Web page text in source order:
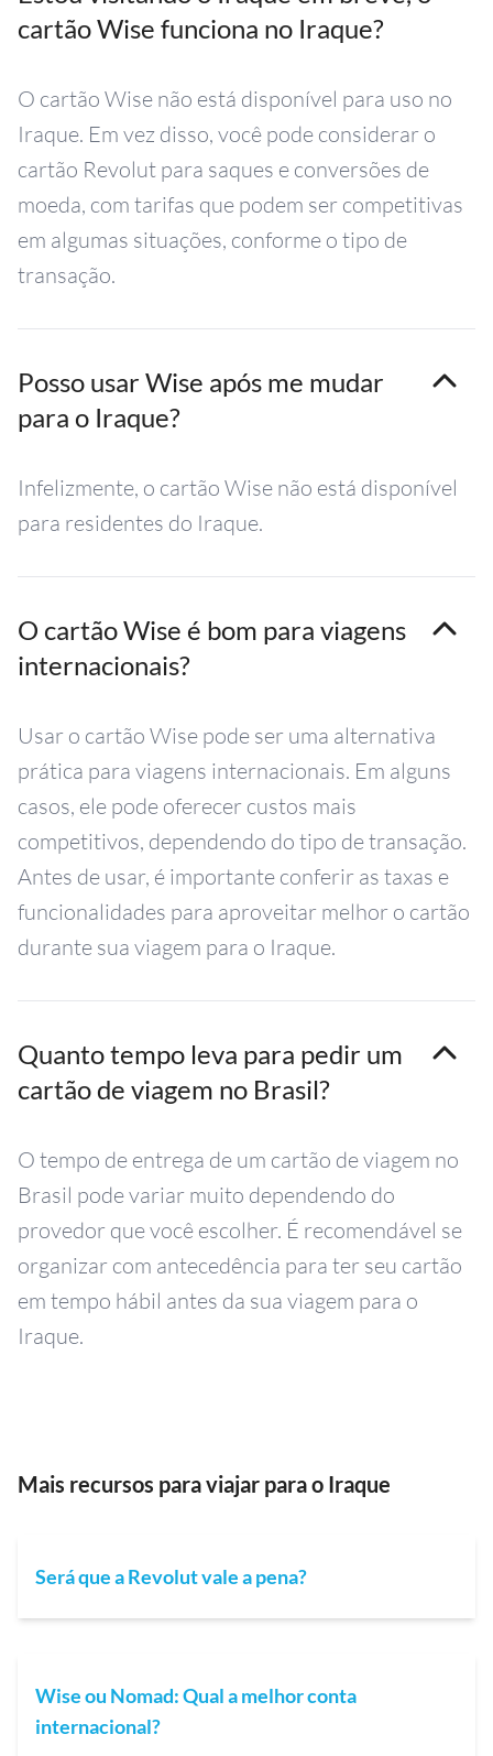
cartão Wise funciona no Iraque?
O cartão Wise não está disponível para uso no
Iraque. Em vez disso, você pode considerar o
cartão Revolut para saques e conversões de
moeda, com tarifas que podem ser competitivas
em algumas situações, conforme o tipo de
transação.
Posso usar Wise após me mudar
para o Iraque?
Infelizmente, o cartão Wise não está disponível
para residentes do Iraque.
O cartão Wise é bom para viagens
internacionais?
Usar o cartão Wise pode ser uma alternativa
prática para viagens internacionais. Em alguns
casos, ele pode oferecer custos mais
competitivos, dependendo do tipo de transação.
Antes de usar, é importante conferir as taxas e
funcionalidades para aproveitar melhor o cartão
durante sua viagem para o Iraque.
Quanto tempo leva para pedir um
cartão de viagem no Brasil?
O tempo de entrega de um cartão de viagem no
Brasil pode variar muito dependendo do
provedor que você escolher. É recomendável se
organizar com antecedência para ter seu cartão
em tempo hábil antes da sua viagem para o
Iraque.
Mais recursos para viajar para o Iraque
Será que a Revolut vale a pena?
Wise ou Nomad: Qual a melhor conta
internacional?